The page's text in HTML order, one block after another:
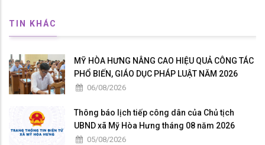
TIN KHÁC
MỸ HÒA HƯNG NÂNG CAO HIỆU QUẢ CÔNG TÁC
PHỔ BIẾN, GIÁO DỤC PHÁP LUẬT NĂM 2026
06/08/2026
Thông báo lịch tiếp công dân của Chủ tịch
UBND xã Mỹ Hòa Hưng tháng 08 năm 2026
05/08/2026